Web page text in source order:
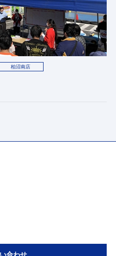
柏沼南店